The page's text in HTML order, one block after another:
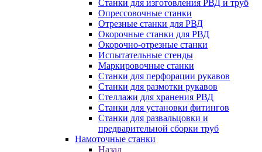
Станки для изготовления РВД и труб
Опрессовочные станки
Отрезные станки для РВД
Окорочные станки для РВД
Окорочно-отрезные станки
Испытательные стенды
Маркировочные станки
Станки для перфорации рукавов
Станки для размотки рукавов
Стеллажи для хранения РВД
Станки для установки фитингов
Станки для развальцовки и
предварительной сборки труб
Намоточные станки
Назад